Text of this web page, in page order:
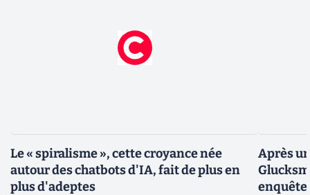
Le « spiralisme », cette croyance née
autour des chatbots d'IA, fait de plus en
plus d'adeptes
Après
enquête